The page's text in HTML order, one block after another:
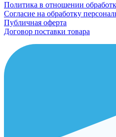
Политика в отношении
Согласие на обработку
Публичная оферта
Договор поставки товара